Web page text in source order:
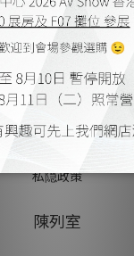
雅詠音響
家庭影院設計及工程
送貨及付款方式
網上購物流程
保養細則
登記保養
私隠政策
陳列室